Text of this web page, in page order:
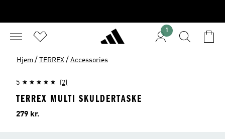
1
Hjem / TERREX / Accessories
5 (2)
TERREX MULTI SKULDERTASKE
Pris
279 kr.